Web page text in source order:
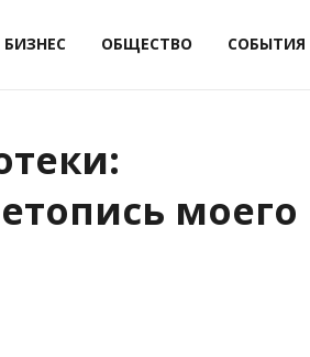
БИЗНЕС ОБЩЕСТВО СОБЫТИЯ
моего